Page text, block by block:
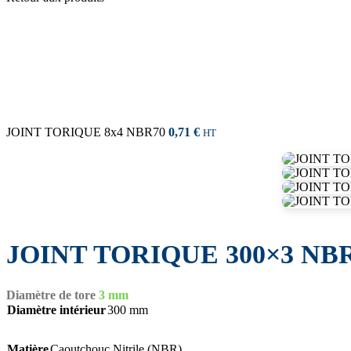
JOINT TORIQUE 8x4 NBR70 0,71 € HT
JOINT TORIQUE 300×3
Diamètre de tore 3 mm
Diamètre intérieur300 mm